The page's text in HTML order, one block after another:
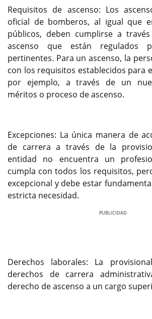
Requisitos de ascenso: Los
oficial de bomberos, al igual que
públicos, deben cumplirse a
ascenso que están regulados
pertinentes. Para un ascenso, la
con los requisitos establecidos para
por ejemplo, a través de un
méritos o proceso de ascenso.
Excepciones: La única manera de
de carrera a través de la
entidad no encuentra un
cumpla con todos los requisitos,
excepcional y debe estar
estricta necesidad.
Derechos laborales: La
derechos de carrera
derecho de ascenso a un cargo